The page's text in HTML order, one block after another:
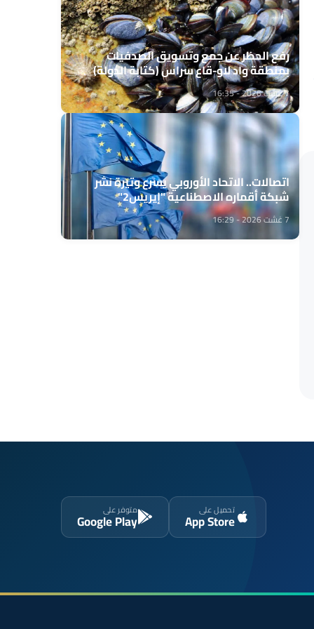
رفع الحظر عن جمع وتسويق الصدفيات
بمنطقة واد لاو-قاع سراس (كتابة الدولة)
7 غشت 2026 - 16:35
اتصالات.. الاتحاد الأوروبي يسرع وتيرة نشر
شبكة أقماره الاصطناعية "إيريس2"
7 غشت 2026 - 16:29
تحميل على
App Store
متوفر على
Google Play